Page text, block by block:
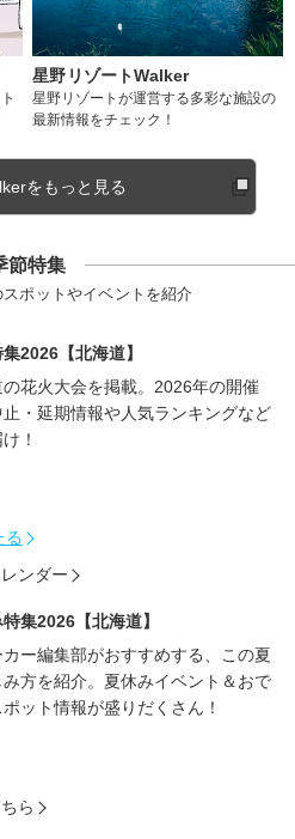
星野リゾートWalker
星野リゾートが運営する多彩な施設の
最新情報をチェック！
をもっと見る
節特集
ポットやイベントを紹介
2026【北海道】
花火大会を掲載。2026年の開催
止・延期情報や人気ランキングなど
！
る
ンダー
集2026【北海道】
カー編集部がおすすめする、この夏
方を紹介。夏休みイベント＆おで
ット情報が盛りだくさん！
ら